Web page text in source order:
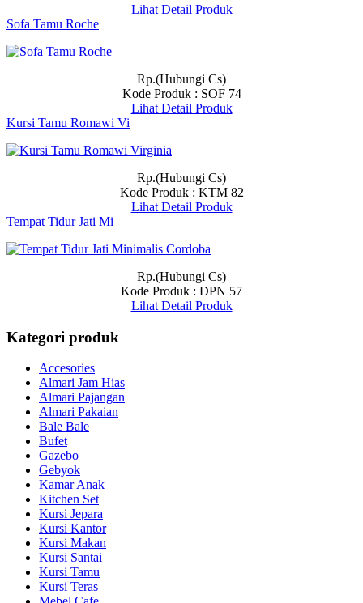
Lihat Detail Produk
Sofa Tamu Roche
Rp.(Hubungi Cs)
Kode Produk : SOF 74
Lihat Detail Produk
Kursi Tamu Romawi Vi
Rp.(Hubungi Cs)
Kode Produk : KTM 82
Lihat Detail Produk
Tempat Tidur Jati Mi
Rp.(Hubungi Cs)
Kode Produk : DPN 57
Lihat Detail Produk
Kategori produk
Accesories
Almari Jam Hias
Almari Pajangan
Almari Pakaian
Bale Bale
Bufet
Gazebo
Gebyok
Kamar Anak
Kitchen Set
Kursi Jepara
Kursi Kantor
Kursi Makan
Kursi Santai
Kursi Tamu
Kursi Teras